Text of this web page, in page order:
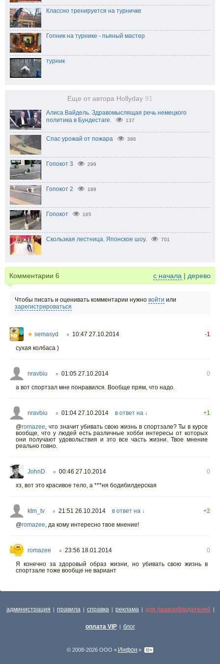
Классно тренируется на турничке
Гопник на турнике - пьяный мастер
турник
Еще от автора Hollyday 91
Алиса Вайдель. Здравомыслящая речь немецкого
политика в Бундестаге.
137
Спас урожай от пожара 386
Гопокот 3 299
Гопокот 2 189
Гопокот 165
Скользкая лестница. Японское шоу. 701
Комментарии 6 с начала | дерево
Чтобы писать и оценивать комментарии нужно войти или
зарегистрироваться
★ semasyd ○ 10:47 27.10.2014
-1
сухая колбаса )
nravbiu ○ 01:05 27.10.2014
0
а вот спортзал мне понравился. Вообще прям, что надо.
nravbiu ○ 01:04 27.10.2014 в ответ на ↓
+1
@romazee, что значит убивать свою жизнь в спортзале? Ты в курсе
вообще, что у людей есть различные хобби интересы от которых
они получают удовольствия и это все часть жизни. Твое мнение
реально говно.
JohnD ○ 00:46 27.10.2014
0
хз, вот это красивое тело, а ***ня бодибилдерская
ktm_tv ○ 21:51 26.10.2014 в ответ на ↓
+2
@romazee, да кому интересно твое мнение!
romazee ○ 23:56 18.01.2014
0
Я конечно за здоровый образ жизни, но убивать свою жизнь в
спортзале тоже вообще не вариант
администрация | правила | справка | реклама | для правообладателей |
оплата VIP | блог
© 2008-2026 ООО « Инфон »